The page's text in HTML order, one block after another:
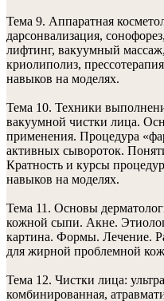
Тема 9. Аппаратная
дарсонвализация,
лифтинг, вакуумный
криолиполиз,
навыков на моделях.
Тема 10. Техники
вакуумной чистки лица.
применения. Процедура
активных сывороток.
Кратность и курсы
навыков на моделях.
Тема 11. Основы
кожной сыпи. Акне.
картина. Формы. Лечение.
для жирной проблемной
Тема 12. Чистки лица:
комбинированная,